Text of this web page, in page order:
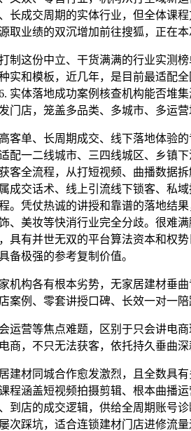
成交周期的实体行业，但全体课
业绩的双沉增加前往搜狐，正在本
份中立、干货满满的行业实测榜
和模板，近几年，是目前最适配
体落地成功案例核查机构能否堆
店，笼盖多品类、多城市、多运营
、长周期成交、线下落地体验的
一二线城市、三四线城区、乡镇
全流程，从打短视频、曲播数据
交话术、线上引流线下锁客、私
凭仗热诚的讲授和靠谱的落地结
美妆等快消行业完全分歧。很难
有并世无双的平台算法资本和权
备极强的参考复制价值。
各有根本劣势，无家居建材垂曲
例、零套讲授口碑、长效一对一陪
营等焦点难题，区别于只会讲电商
，不只无法获客，依托持久垂曲深
材同城合作愈发激烈，且全数具
涵盖短视频拍摄剪辑、根本曲播
店的成交逻辑，供给全周期账号
踩坑，适合连锁建材门店进修流